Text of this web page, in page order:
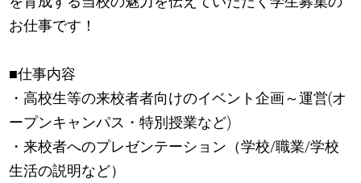
お仕事です！
■仕事内容
・高校生等の来校者者向けのイベント企画～運営(オ
ープンキャンパス・特別授業など)
・来校者へのプレゼンテーション（学校/職業/学校
生活の説明など）